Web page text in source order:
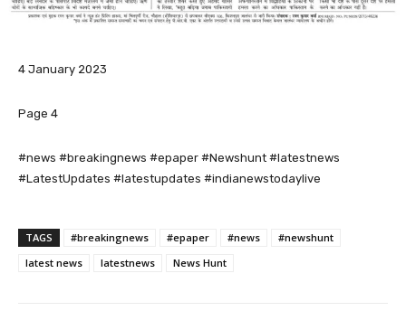
4 January 2023
Page 4
#news #breakingnews #epaper #Newshunt #latestnews
#LatestUpdates #latestupdates #indianewstodaylive
TAGS #breakingnews #epaper #news
#newshunt
latest news
latestnews News Hunt